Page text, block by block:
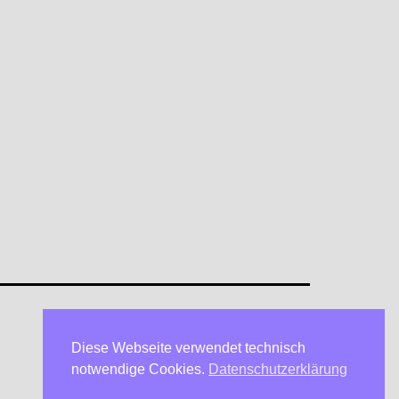
Datenschutzerklärung
Diese Webseite verwendet technisch
notwendige Cookies. Datenschutzerklärung